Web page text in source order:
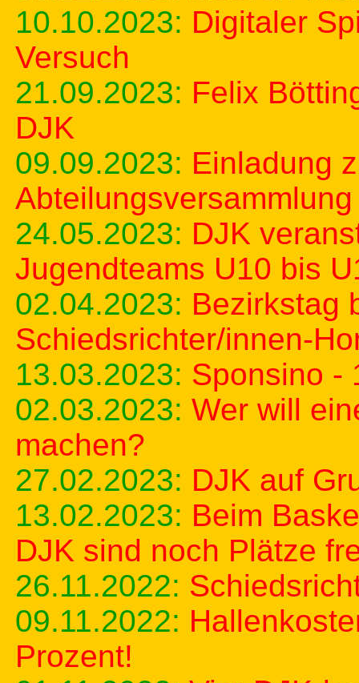
10.10.2023: Digitaler
Versuch
21.09.2023: Felix
DJK
09.09.2023: Einladung
Abteilungsversammlung
24.05.2023: DJK
Jugendteams U10 bis
02.04.2023: Bezirkstag
Schiedsrichter/innen-
13.03.2023: Sponsino -
02.03.2023: Wer will
machen?
27.02.2023: DJK auf
13.02.2023: Beim
DJK sind noch Plätze
26.11.2022:
09.11.2022:
Prozent!